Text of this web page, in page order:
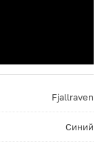
Fjallraven
Синий